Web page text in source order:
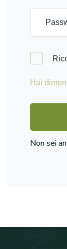
Hai
Non sei